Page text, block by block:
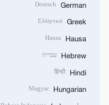
German
Deutsch
Greek
Ελληνικά
Hausa
Hausa
Hebrew עברית
Hindi
हिन्दी
Hungarian
Magyar